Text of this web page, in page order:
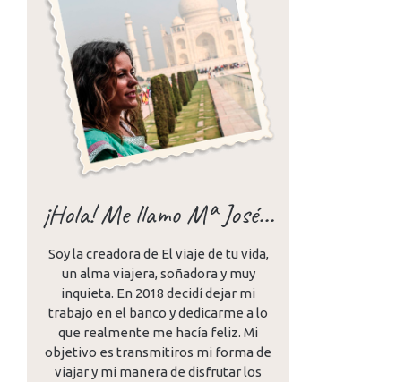
¡Hola! Me llamo Mª José...
Soy la creadora de El viaje de tu vida,
un alma viajera, soñadora y muy
inquieta. En 2018 decidí dejar mi
trabajo en el banco y dedicarme a lo
que realmente me hacía feliz. Mi
objetivo es transmitiros mi forma de
viajar y mi manera de disfrutar los